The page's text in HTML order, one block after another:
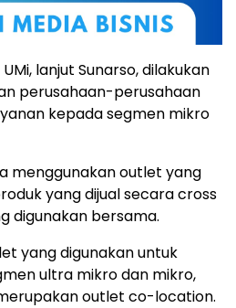
lanjut Sunarso, dilakukan
perusahaan-perusahaan
kepada segmen mikro
menggunakan outlet yang
yang dijual secara cross
digunakan bersama.
yang digunakan untuk
ultra mikro dan mikro,
outlet co-location.